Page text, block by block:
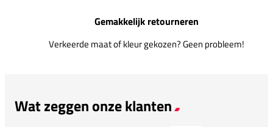
Gemakkelijk retourneren
Verkeerde maat of kleur gekozen? Geen probleem!
Wat zeggen onze klanten